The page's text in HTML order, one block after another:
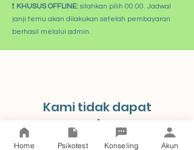
❗ KHUSUS OFFLINE: silahkan pilih 00.00. Jadwal
janji temu akan dilakukan setelah pembayaran
berhasil melalui admin.
Kami tidak dapat
menemukan yang
Anda cari
Home Psikotest Konseling Akun